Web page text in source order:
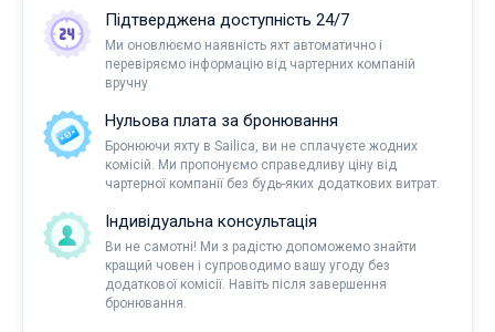
Підтверджена доступність 24/7
Ми оновлюємо наявність яхт автоматично і
перевіряємо інформацію від чартерних компаній
вручну
Нульова плата за бронювання
Бронюючи яхту в Sailica, ви не сплачуєте жодних
комісій. Ми пропонуємо справедливу ціну від
чартерної компанії без будь-яких додаткових витрат.
Індивідуальна консультація
Ви не самотні! Ми з радістю допоможемо знайти
кращий човен і супроводимо вашу угоду без
додаткової комісії. Навіть після завершення
бронювання.